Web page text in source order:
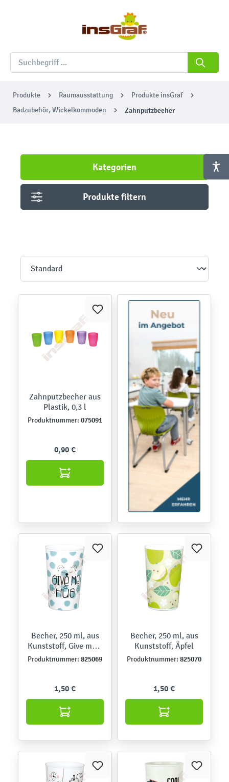
Produkte Raumausstattung
Produkte insGraf
Badzubehör, Wickelkommoden
Zahnputzbecher
Kategorien
Produkte filtern
Zahnputzbecher aus
Plastik, 0,3 l
Produktnummer: 075091
0,90 €
Becher, 250 ml, aus
Kunststoff, Give me a
Hug
Produktnummer: 825069
1,50 €
Becher, 250 ml, aus
Kunststoff, Äpfel
Produktnummer: 825070
1,50 €